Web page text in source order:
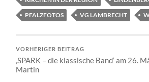
PFALZFOTOS
VG LAMBRECHT
VORHERIGER BEITRAG
‚SPARK – die klassische Band‘ am 26.
Martin